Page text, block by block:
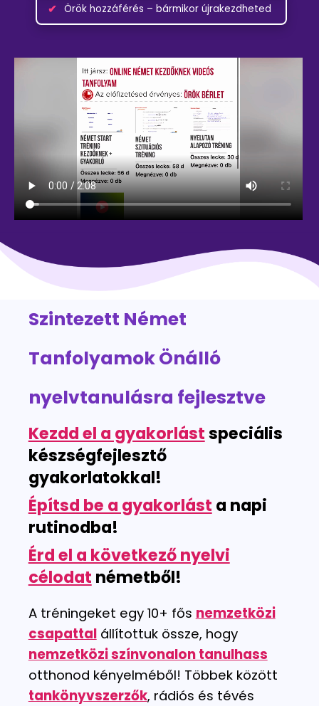
✔ Örök hozzáférés – bármikor újrakezdheted
Szintezett Német
Tanfolyamok Önálló
nyelvtanulásra fejlesztve
Kezdd el a gyakorlástspeciális
készségfejlesztő
gyakorlatokkal!
Építsd be a gyakorlást a napi
rutinodba!
Érd el a következő nyelvi
célodat németből!
A tréningeket egy 10+ fős nemzetközi
csapattalállítottuk össze, hogy
nemzetközi színvonalon tanulhass
otthonod kényelméből! Többek között
tankönyvszerzők, rádiós és tévés